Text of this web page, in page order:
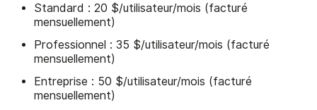
Standard : 20 $/utilisateur/mois (facturé
mensuellement)
Professionnel : 35 $/utilisateur/mois (facturé
mensuellement)
Entreprise : 50 $/utilisateur/mois (facturé
mensuellement)